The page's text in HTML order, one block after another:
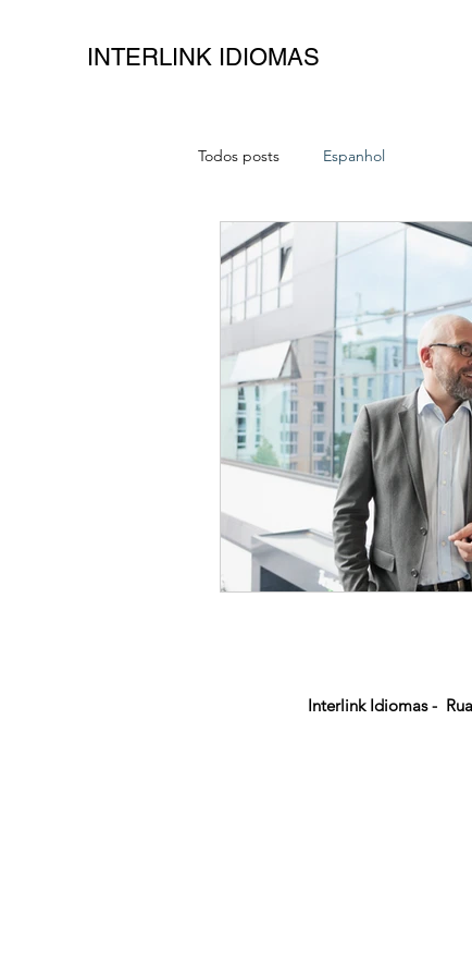
INTERLINK IDIOMAS
Todos posts Espanhol
Interlink Idiomas -